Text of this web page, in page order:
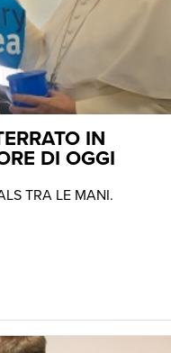
IN
DI OGGI
TRA LE MANI.